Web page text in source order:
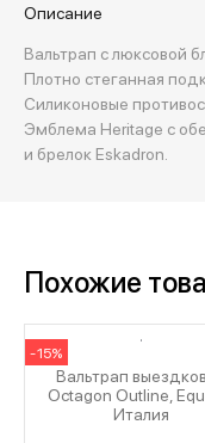
Описание
Вальтрап с люксовой
Плотно стеганная
Силиконовые
Эмблема Heritage с
и брелок Eskadron.
Похожие
-15%
Вальтрап
Octagon Outline,
Италия